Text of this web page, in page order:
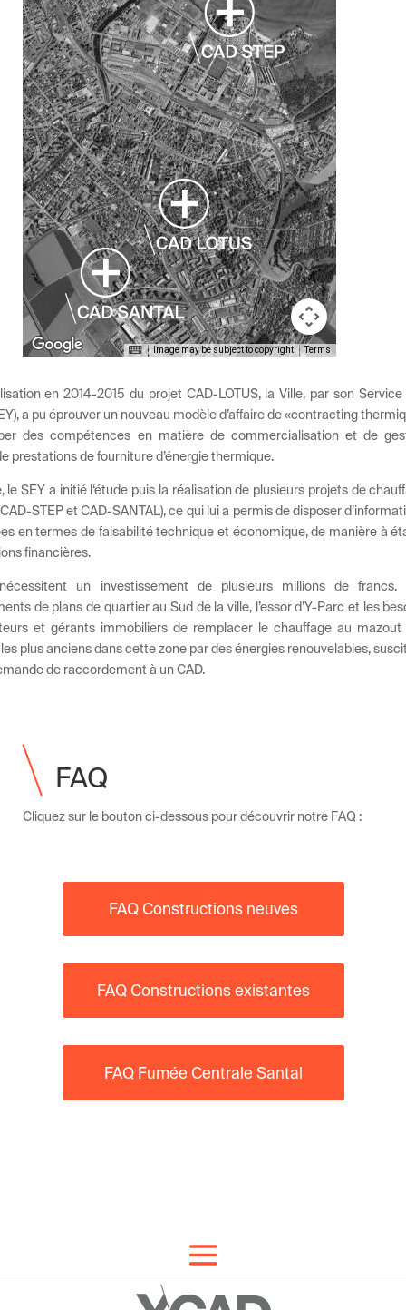
Image may be subject to copyright Terms
en 2014-2015 du projet CAD-LOTUS, la Ville, par son Service
a pu éprouver un nouveau modèle d’affaire de «contracting
des compétences en matière de commercialisation et de
prestations de fourniture d’énergie thermique.
le SEY a initié l‘étude puis la réalisation de plusieurs projets de
STEP et CAD-SANTAL), ce qui lui a permis de disposer
en termes de faisabilité technique et économique, de manière à
financières.
un investissement de plusieurs millions de francs.
de plans de quartier au Sud de la ville, l’essor d’Y-Parc et les
et gérants immobiliers de remplacer le chauffage au mazout
plus anciens dans cette zone par des énergies renouvelables,
de raccordement à un CAD.
FAQ
Cliquez sur le bouton ci-dessous pour découvrir notre FAQ :
FAQ Constructions neuves
FAQ Constructions existantes
FAQ Fumée Centrale Santal